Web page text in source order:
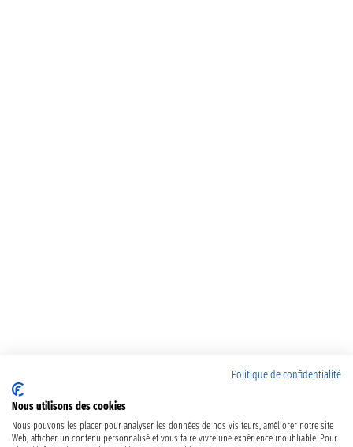
Politique de confidentialité
Nous utilisons des cookies
Nous pouvons les placer pour analyser les données de nos visiteurs, améliorer notre site
Web, afficher un contenu personnalisé et vous faire vivre une expérience inoubliable. Pour